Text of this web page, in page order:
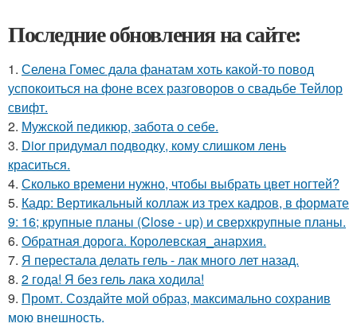
Последние обновления на сайте:
1. Селена Гомес дала фанатам хоть какой-то повод
успокоиться на фоне всех разговоров о свадьбе Тейлор
свифт.
2. Мужской педикюр, забота о себе.
3. Dior придумал подводку, кому слишком лень
краситься.
4. Сколько времени нужно, чтобы выбрать цвет ногтей?
5. Кадр: Вертикальный коллаж из трех кадров, в формате
9: 16; крупные планы (Close - up) и сверхкрупные планы.
6. Обратная дорога. Королевская_анархия.
7. Я перестала делать гель - лак много лет назад.
8. 2 года! Я без гель лака ходила!
9. Промт. Создайте мой образ, максимально сохранив
мою внешность.